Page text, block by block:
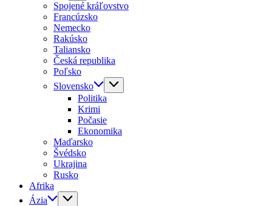
Spojené kráľovstvo
Francúzsko
Nemecko
Rakúsko
Taliansko
Česká republika
Poľsko
Slovensko
Politika
Krimi
Počasie
Ekonomika
Maďarsko
Švédsko
Ukrajina
Rusko
Afrika
Ázia